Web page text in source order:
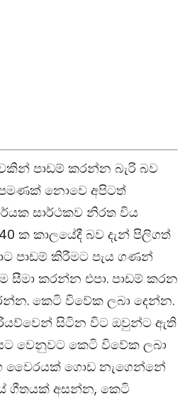
පාඩම් කරන්න බැරි බව
නොවෙ අපිටත්
සාර්ථකව නිරත විය
ක කාලයේදී බව දැන් පිලිගත්
පාඩම් කිරීමට පැය ගණන්
කරන්න එපා. පාඩම් කරන
කෙටි විවේක ලබා දෙන්න.
සිටින විට ඔවුන්ට ඇති
වෙනුවට කෙටි විවේක ලබා
වෛරයක් ගොඩ නැගෙන්නේ
ගීතයක් අසන්න, කෙටි